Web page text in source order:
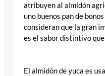
atribuyen al almidón
uno buenos pan de
consideran que la gran
es el sabor distintivo
El almidón de yuca es